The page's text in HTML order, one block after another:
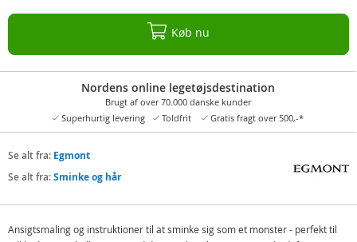
Køb nu
Nordens online legetøjsdestination
Brugt af over 70.000 danske kunder
Superhurtig levering
Toldfrit Gratis fragt over 500,-*
Se alt fra: Egmont
Se alt fra:Sminke og hår
Ansigtsmaling og instruktioner til at sminke sig som et monster - perfekt til